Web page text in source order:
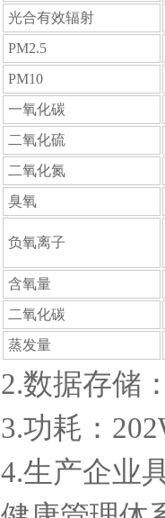
光合有效辐射
PM2.5
PM10
一氧化碳
二氧化硫
二氧化氮
臭氧
负氧离子
含氧量
二氧化碳
蒸发量
2.数据存储
3.功耗：
4.生产企业